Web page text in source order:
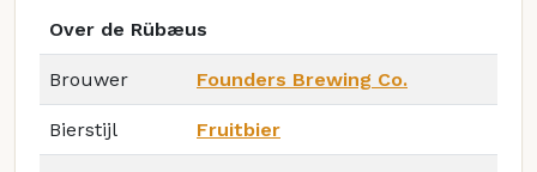
Over de Rübæus
Brouwer Founders Brewing Co.
Bierstijl Fruitbier